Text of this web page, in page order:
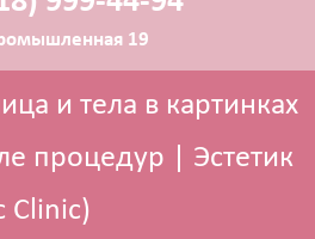
19
и тела в картинках
процедур | Эстетик
Clinic)